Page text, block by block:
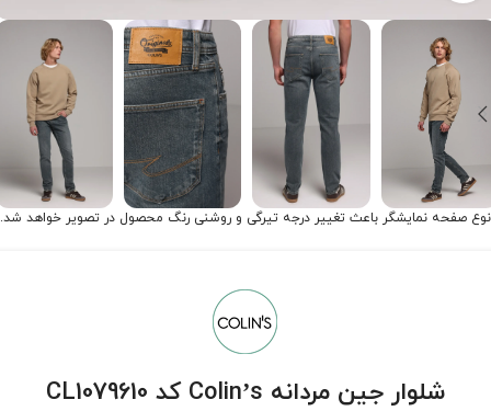
نوع صفحه نمایشگر باعث تغییر درجه تیرگی و روشنی رنگ محصول در تصویر خواهد شد.
شلوار جین مردانه Colin’s کد CL1079610